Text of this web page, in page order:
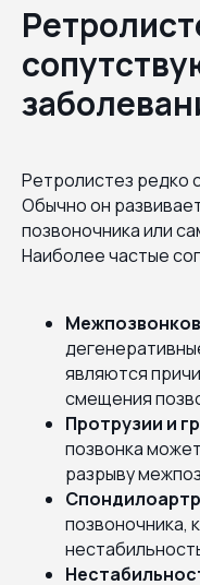
Ретролистез редко
Обычно он
позвоночника или
Наиболее частые
являются
смещения
Протрузии и
позвонка
разрыву
позвоночника,